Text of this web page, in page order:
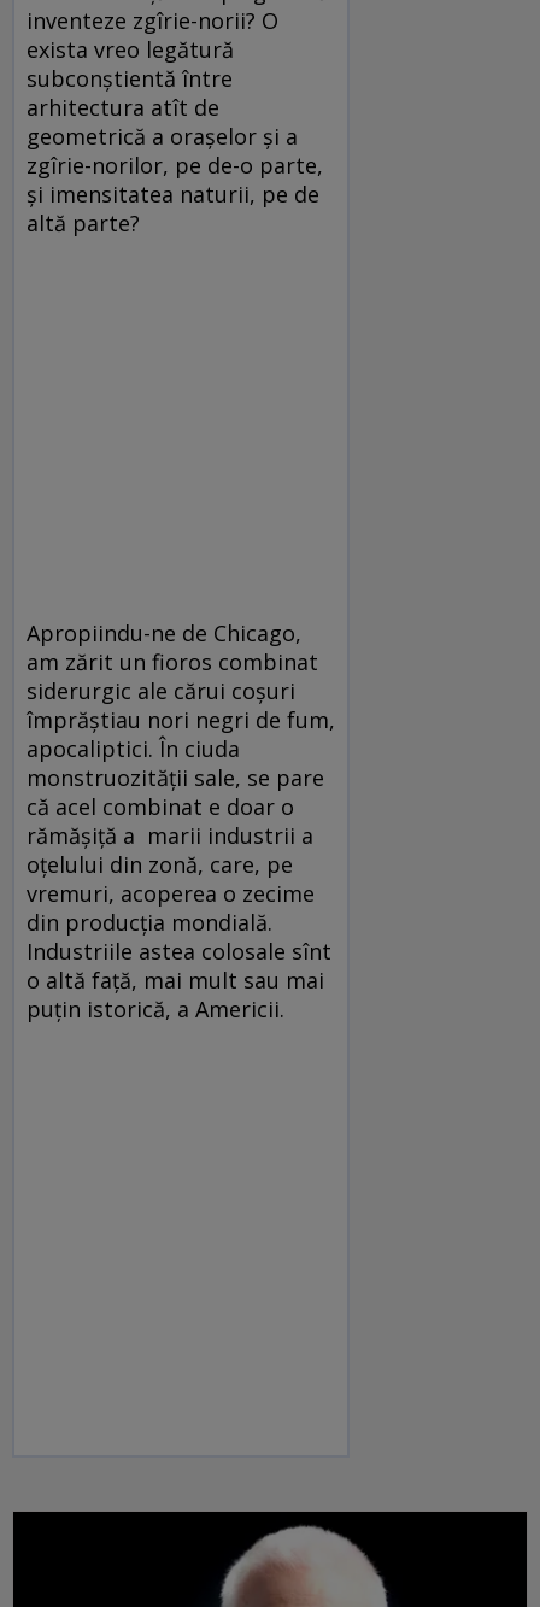
inventeze zgîrie-norii? O
exista vreo legătură
subconștientă între
arhitectura atît de
geometrică a orașelor și a
zgîrie-norilor, pe de-o parte,
și imensitatea naturii, pe de
altă parte?
Apropiindu-ne de Chicago,
am zărit un fioros combinat
siderurgic ale cărui coșuri
împrăștiau nori negri de fum,
apocaliptici. În ciuda
monstruozității sale, se pare
că acel combinat e doar o
rămășiță a marii industrii a
oțelului din zonă, care, pe
vremuri, acoperea o zecime
din producția mondială.
Industriile astea colosale sînt
o altă față, mai mult sau mai
puțin istorică, a Americii.